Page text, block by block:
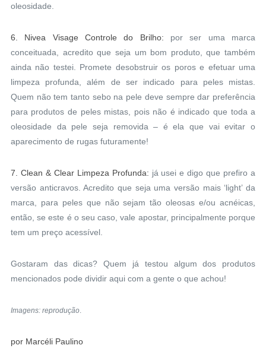
oleosidade.
6. Nivea Visage Controle do Brilho: por ser uma marca
conceituada, acredito que seja um bom produto, que também
ainda não testei. Promete desobstruir os poros e efetuar uma
limpeza profunda, além de ser indicado para peles mistas.
Quem não tem tanto sebo na pele deve sempre dar preferência
para produtos de peles mistas, pois não é indicado que toda a
oleosidade da pele seja removida – é ela que vai evitar o
aparecimento de rugas futuramente!
7. Clean & Clear Limpeza Profunda: já usei e digo que prefiro a
versão anticravos. Acredito que seja uma versão mais ‘light’ da
marca, para peles que não sejam tão oleosas e/ou acnéicas,
então, se este é o seu caso, vale apostar, principalmente porque
tem um preço acessível.
Gostaram das dicas? Quem já testou algum dos produtos
mencionados pode dividir aqui com a gente o que achou!
Imagens: reprodução.
por Marcéli Paulino